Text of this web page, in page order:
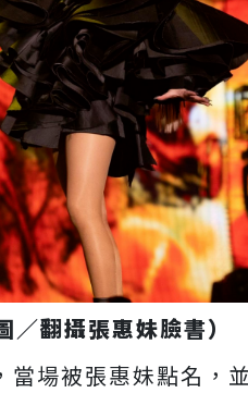
翻攝張惠妹臉書）
場被張惠妹點名，